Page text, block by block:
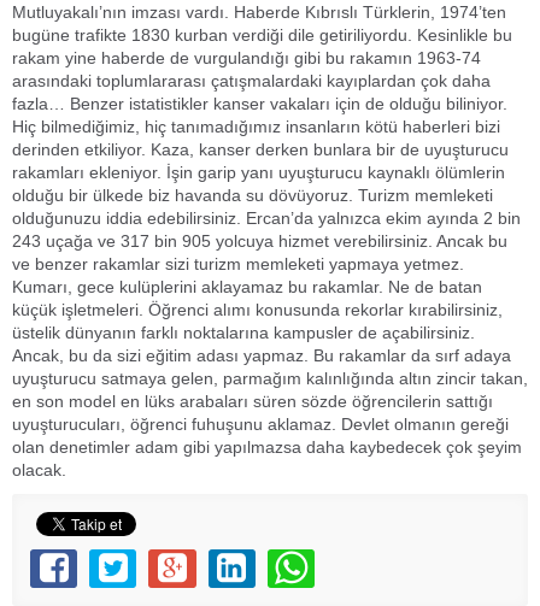
Mutluyakalı’nın imzası vardı. Haberde Kıbrıslı Türklerin, 1974’ten
bugüne trafikte 1830 kurban verdiği dile getiriliyordu. Kesinlikle bu
rakam yine haberde de vurgulandığı gibi bu rakamın 1963-74
arasındaki toplumlararası çatışmalardaki kayıplardan çok daha
fazla… Benzer istatistikler kanser vakaları için de olduğu biliniyor.
Hiç bilmediğimiz, hiç tanımadığımız insanların kötü haberleri bizi
derinden etkiliyor. Kaza, kanser derken bunlara bir de uyuşturucu
rakamları ekleniyor. İşin garip yanı uyuşturucu kaynaklı ölümlerin
olduğu bir ülkede biz havanda su dövüyoruz. Turizm memleketi
olduğunuzu iddia edebilirsiniz. Ercan’da yalnızca ekim ayında 2 bin
243 uçağa ve 317 bin 905 yolcuya hizmet verebilirsiniz. Ancak bu
ve benzer rakamlar sizi turizm memleketi yapmaya yetmez.
Kumarı, gece kulüplerini aklayamaz bu rakamlar. Ne de batan
küçük işletmeleri. Öğrenci alımı konusunda rekorlar kırabilirsiniz,
üstelik dünyanın farklı noktalarına kampusler de açabilirsiniz.
Ancak, bu da sizi eğitim adası yapmaz. Bu rakamlar da sırf adaya
uyuşturucu satmaya gelen, parmağım kalınlığında altın zincir takan,
en son model en lüks arabaları süren sözde öğrencilerin sattığı
uyuşturucuları, öğrenci fuhuşunu aklamaz. Devlet olmanın gereği
olan denetimler adam gibi yapılmazsa daha kaybedecek çok şeyim
olacak.